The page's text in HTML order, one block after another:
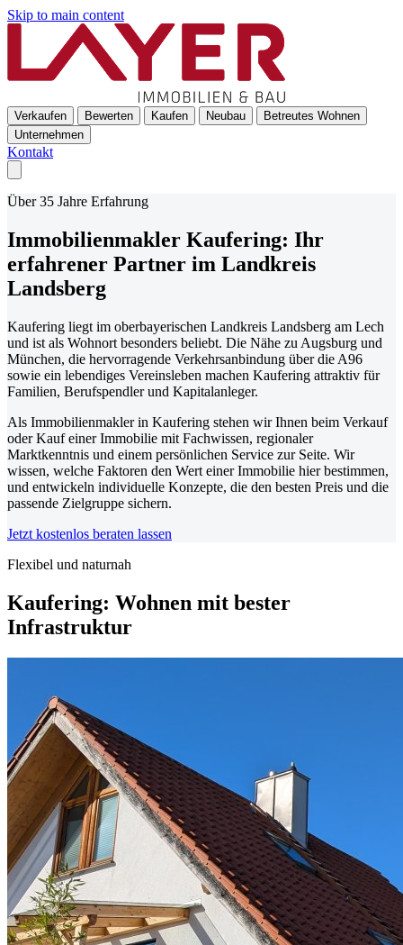
Skip to main content
Verkaufen Bewerten Kaufen Neubau
Betreutes Wohnen
Unternehmen
Kontakt
Über 35 Jahre Erfahrung
Immobilienmakler Kaufering: Ihr
erfahrener Partner im Landkreis
Landsberg
Kaufering liegt im oberbayerischen Landkreis Landsberg am Lech
und ist als Wohnort besonders beliebt. Die Nähe zu Augsburg und
München, die hervorragende Verkehrsanbindung über die A96
sowie ein lebendiges Vereinsleben machen Kaufering attraktiv für
Familien, Berufspendler und Kapitalanleger.
Als Immobilienmakler in Kaufering stehen wir Ihnen beim Verkauf
oder Kauf einer Immobilie mit Fachwissen, regionaler
Marktkenntnis und einem persönlichen Service zur Seite. Wir
wissen, welche Faktoren den Wert einer Immobilie hier bestimmen,
und entwickeln individuelle Konzepte, die den besten Preis und die
passende Zielgruppe sichern.
Jetzt kostenlos beraten lassen
Flexibel und naturnah
Kaufering: Wohnen mit bester
Infrastruktur